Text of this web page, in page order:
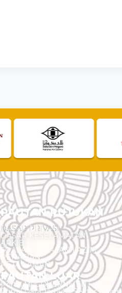
PAUTAN RUJUKAN
DASAR PRIVASI
DASAR KESELAMATAN
ARKIB
SOALAN - SOALAN LAZIM
PENAFIAN
PETA LAMAN
PAUTAN LUAR
Portal MyGOVERNMENT